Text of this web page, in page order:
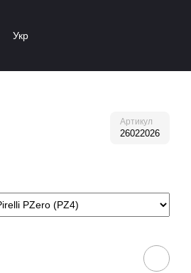
Укр
Артикул
26022026